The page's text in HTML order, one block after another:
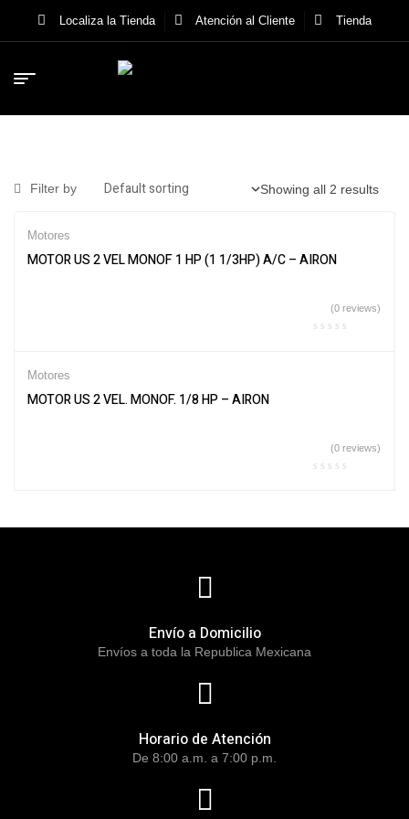
Localiza la Tienda Atención al Cliente Tienda
Filter by Showing all 2 results
Motores
MOTOR US 2 VEL MONOF 1 HP (1 1/3HP) A/C – AIRON
(0 reviews)
Motores
MOTOR US 2 VEL. MONOF. 1/8 HP – AIRON
(0 reviews)
Envío a Domicilio
Envíos a toda la Republica Mexicana
Horario de Atención
De 8:00 a.m. a 7:00 p.m.